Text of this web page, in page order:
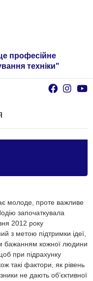
професійне
техніки"
молоде, проте важливе
започаткувала
2012 року
з метою підтримки ідеї,
бажанням кожної людини
при підрахунку
такі фактори, як рівень
не дають об’єктивної